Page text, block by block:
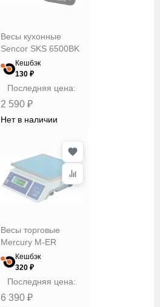
Весы кухонные
Sencor SKS 6500BK
Кешбэк
130 ₽
Последняя цена:
2 590 ₽
Нет в наличии
Весы торговые
Mercury M-ER
Кешбэк
320 ₽
Последняя цена:
6 390 ₽